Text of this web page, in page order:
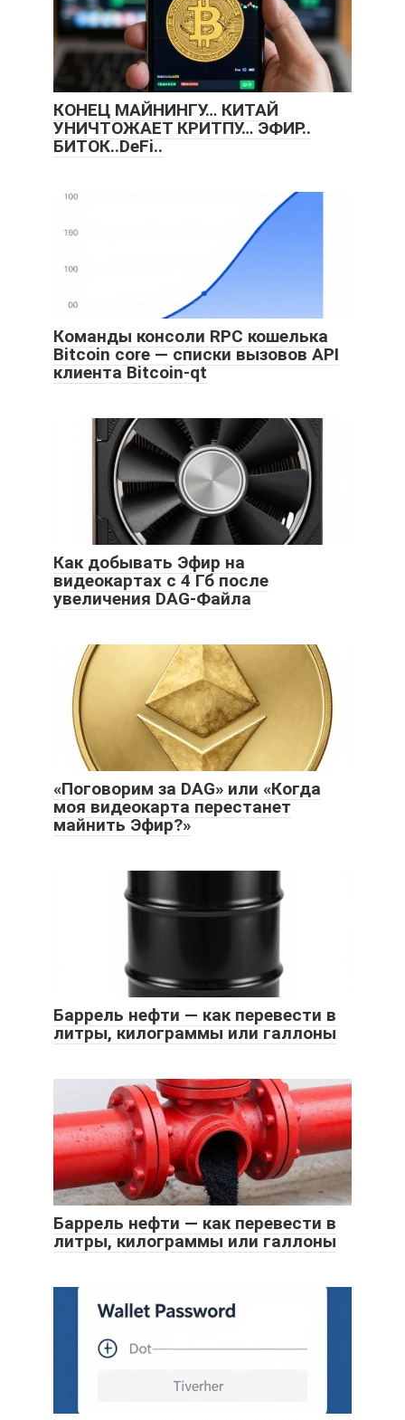
КОНЕЦ МАЙНИНГУ… КИТАЙ
УНИЧТОЖАЕТ КРИТПУ… ЭФИР..
БИТОК..DeFi..
Команды консоли RPC кошелька
Bitcoin core — списки вызовов API
клиента Bitcoin-qt
Как добывать Эфир на
видеокартах с 4 Гб после
увеличения DAG-Файла
«Поговорим за DAG» или «Когда
моя видеокарта перестанет
майнить Эфир?»
Баррель нефти — как перевести в
литры, килограммы или галлоны
Баррель нефти — как перевести в
литры, килограммы или галлоны